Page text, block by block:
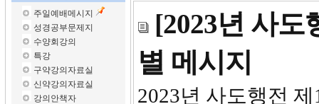
주일예배메시지
성경공부문제지
수양회강의
특강
구약강의자료실
신약강의자료실
강의안책자
[2023년 사도
별 메시지
2023년